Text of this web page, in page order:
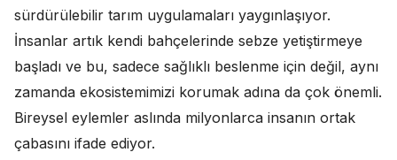
sürdürülebilir tarım uygulamaları yaygınlaşıyor.
İnsanlar artık kendi bahçelerinde sebze yetiştirmeye
başladı ve bu, sadece sağlıklı beslenme için değil, aynı
zamanda ekosistemimizi korumak adına da çok önemli.
Bireysel eylemler aslında milyonlarca insanın ortak
çabasını ifade ediyor.